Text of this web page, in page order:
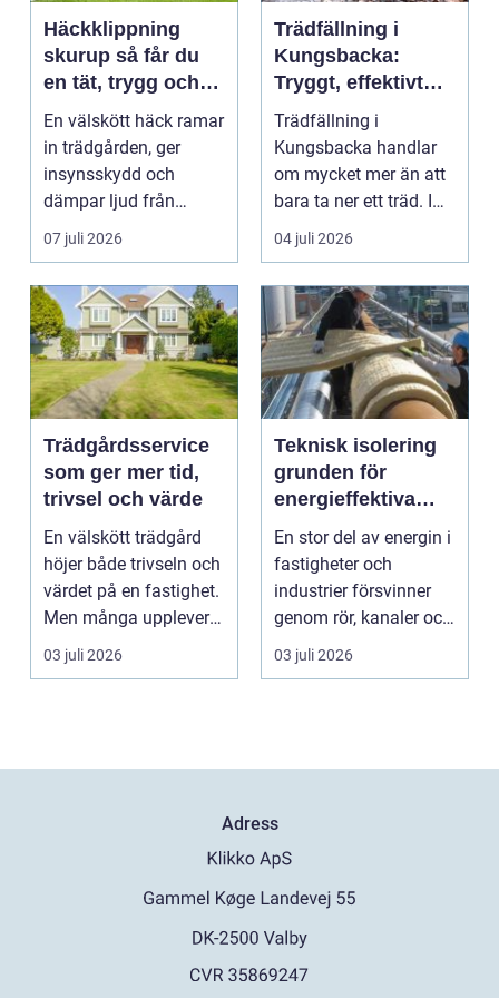
Häckklippning
skurup så får du
en tät, trygg och
snygg häck året
runt
En välskött häck ramar
in trädgården, ger
insynsskydd och
dämpar ljud från
vägen. Samtidigt kan
07 juli 2026
Trädfällning i
Kungsbacka:
Tryggt, effektivt
och med omtanke
om hela tomten
Trädfällning i
Kungsbacka handlar
om mycket mer än att
bara ta ner ett träd. I
e...
04 juli 2026
Trädgårdsservice
som ger mer tid,
trivsel och värde
En välskött trädgård
höjer både trivseln och
värdet på en fastighet.
Men många upplever
att tiden, o...
03 juli 2026
Teknisk isolering
grunden för
energieffektiva
och säkra
byggnader
En stor del av energin i
fastigheter och
industrier försvinner
genom rör, kanaler och
tekniska insta...
03 juli 2026
Adress